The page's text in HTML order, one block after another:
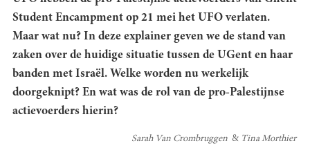
Student Encampment op 21 mei het UFO verlaten.
Maar wat nu? In deze explainer geven we de stand van
zaken over de huidige situatie tussen de UGent en haar
banden met Israël. Welke worden nu werkelijk
doorgeknipt? En wat was de rol van de pro-Palestijnse
actievoerders hierin?
Sarah Van Crombruggen Tina Morthier